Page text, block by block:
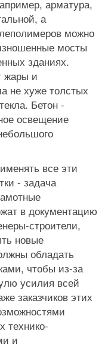
арматура,
а
можно
мосты
зданиях.
жары и
не хуже толстых
Бетон -
освещение
все эти
- задача
в документацию
строители,
новые
обладать
чтобы из-за
усилия всей
заказчиков этих
технико-
и